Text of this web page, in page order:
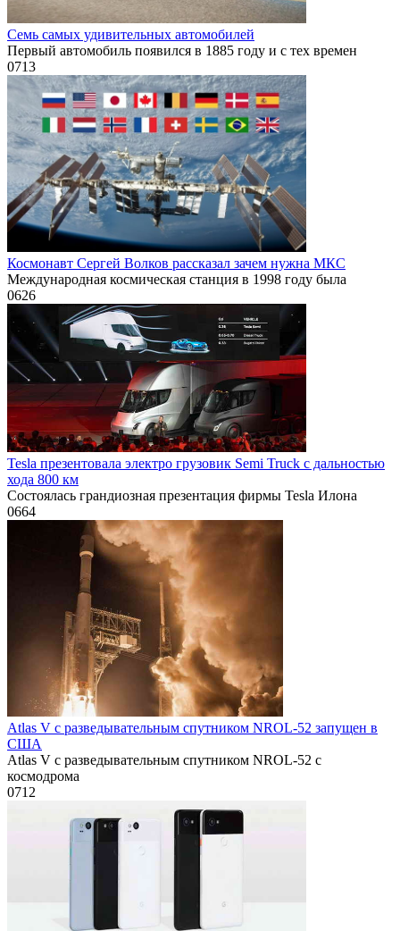
Семь самых удивительных автомобилей
Первый автомобиль появился в 1885 году и с тех времен
0713
Космонавт Сергей Волков рассказал зачем нужна МКС
Международная космическая станция в 1998 году была
0626
Tesla презентовала электро грузовик Semi Truck с дальностью
хода 800 км
Состоялась грандиозная презентация фирмы Tesla Илона
0664
Atlas V с разведывательным спутником NROL-52 запущен в
США
Atlas V с разведывательным спутником NROL-52 с
космодрома
0712